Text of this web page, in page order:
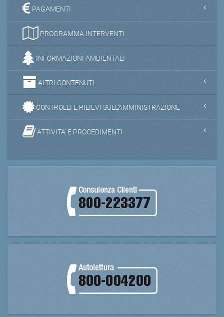
PAGAMENTI
PROGRAMMA INTERVENTI
INFORMAZIONI AMBIENTALI
ALTRI CONTENUTI
CONTROLLI E RILIEVI SULL'AMMINISTRAZIONE
ATTIVITA' E PROCEDIMENTI